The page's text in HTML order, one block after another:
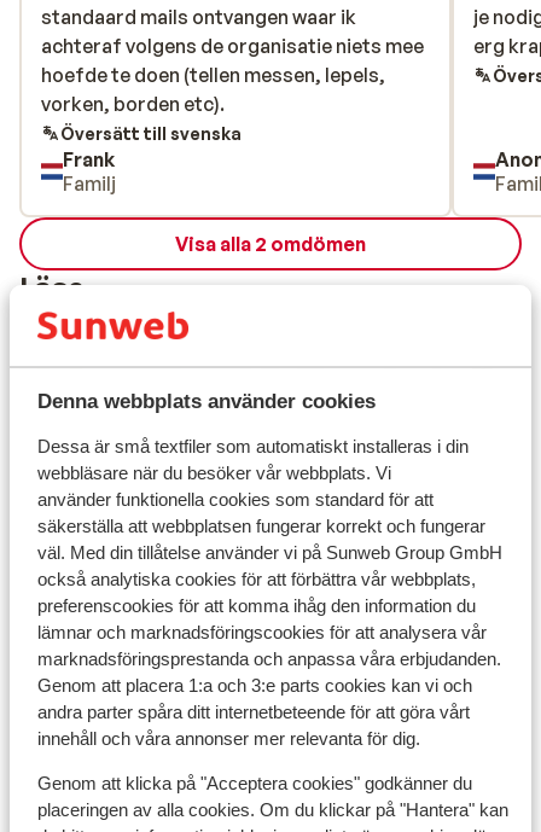
Denna webbplats använder cookies
Dessa är små textfiler som automatiskt installeras i din
webbläsare när du besöker vår webbplats. Vi
använder funktionella cookies som standard för att
säkerställa att webbplatsen fungerar korrekt och fungerar
väl. Med din tillåtelse använder vi på Sunweb Group GmbH
också analytiska cookies för att förbättra vår webbplats,
preferenscookies för att komma ihåg den information du
lämnar och marknadsföringscookies för att analysera vår
marknadsföringsprestanda och anpassa våra erbjudanden.
Genom att placera 1:a och 3:e parts cookies kan vi och
andra parter spåra ditt internetbeteende för att göra vårt
innehåll och våra annonser mer relevanta för dig.
Genom att klicka på "Acceptera cookies" godkänner du
placeringen av alla cookies. Om du klickar på "Hantera" kan
standaard mails ontvangen waar ik
achteraf volgens de organisatie niets mee
hoefde te doen (tellen messen, lepels,
vorken, borden etc).
standaard mails ontvangen waar ik
achteraf volgens de organisatie niets mee
hoefde te doen (tellen messen, lepels,
vorken, borden etc).
Översätt till svenska
Frank
Familj
je
erg
je
erg
Visa alla 2 omdömen
Läge
I området
Avstånd till centrum: ca 200 m
Avstånd till skidlift ca 50 m
Liftkort/Utrustning/Skidskola
Liftkort
Skidskola